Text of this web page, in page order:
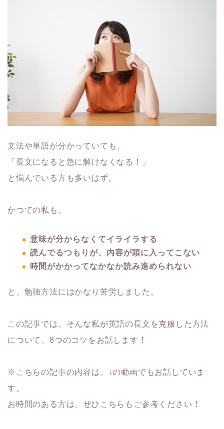
文法や単語が分かっていても、
「長文になると急に解けなくなる！」
と悩んでいる方も多いはず。
かつての私も、
意味が分からなくてイライラする
読んでるつもりが、内容が頭に入ってこない
時間がかかってなかなか読み進められない
と、勉強方法にはかなり苦労しました。
この記事では、そんな私が英語の長文を克服した方法
について、8つのコツをお話します！
※こちらの記事の内容は、↓の動画でもお話していま
す。
お時間のある方は、ぜひこちらもご参考ください！